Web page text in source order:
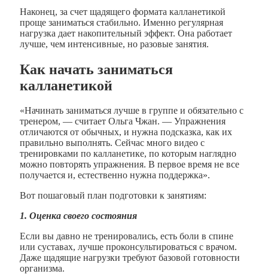
Наконец, за счет щадящего формата калланетикой
проще заниматься стабильно. Именно регулярная
нагрузка дает накопительный эффект. Она работает
лучше, чем интенсивные, но разовые занятия.
Как начать заниматься
калланетикой
«Начинать заниматься лучше в группе и обязательно с
тренером, — считает Ольга Чжан. — Упражнения
отличаются от обычных, и нужна подсказка, как их
правильно выполнять. Сейчас много видео с
тренировками по калланетике, по которым наглядно
можно повторять упражнения. В первое время не все
получается и, естественно нужна поддержка».
Вот пошаговый план подготовки к занятиям:
1. Оценка своего состояния
Если вы давно не тренировались, есть боли в спине
или суставах, лучше проконсультироваться с врачом.
Даже щадящие нагрузки требуют базовой готовности
организма.